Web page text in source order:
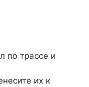
по трассе и
их к